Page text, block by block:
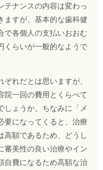
テナンスの内容は変わっ
ますが、基本的な歯科健
で各個人の支払いおおむ
くらいが一般的なようで
れだとは思いますが、
院一回の費用とくらべて
しょうか。ちなみに「メ
要になってくると、治療
高額であるため、どうし
審美性の良い治療やイン
自費になるため高額な治